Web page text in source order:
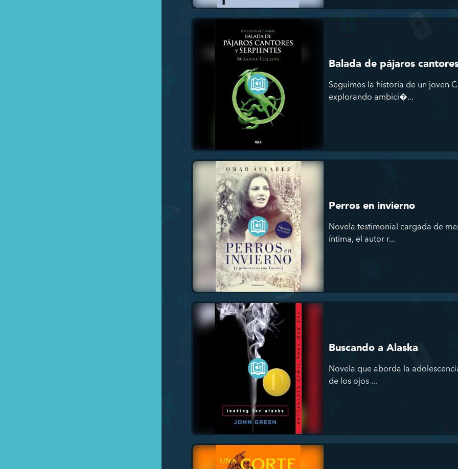
Balada de pájaros
Seguimos la historia de un joven
explorando ambici�...
Perros en invierno
Novela testimonial cargada de
íntima, el autor r...
Buscando a Alaska
Novela que aborda la
de los ojos ...